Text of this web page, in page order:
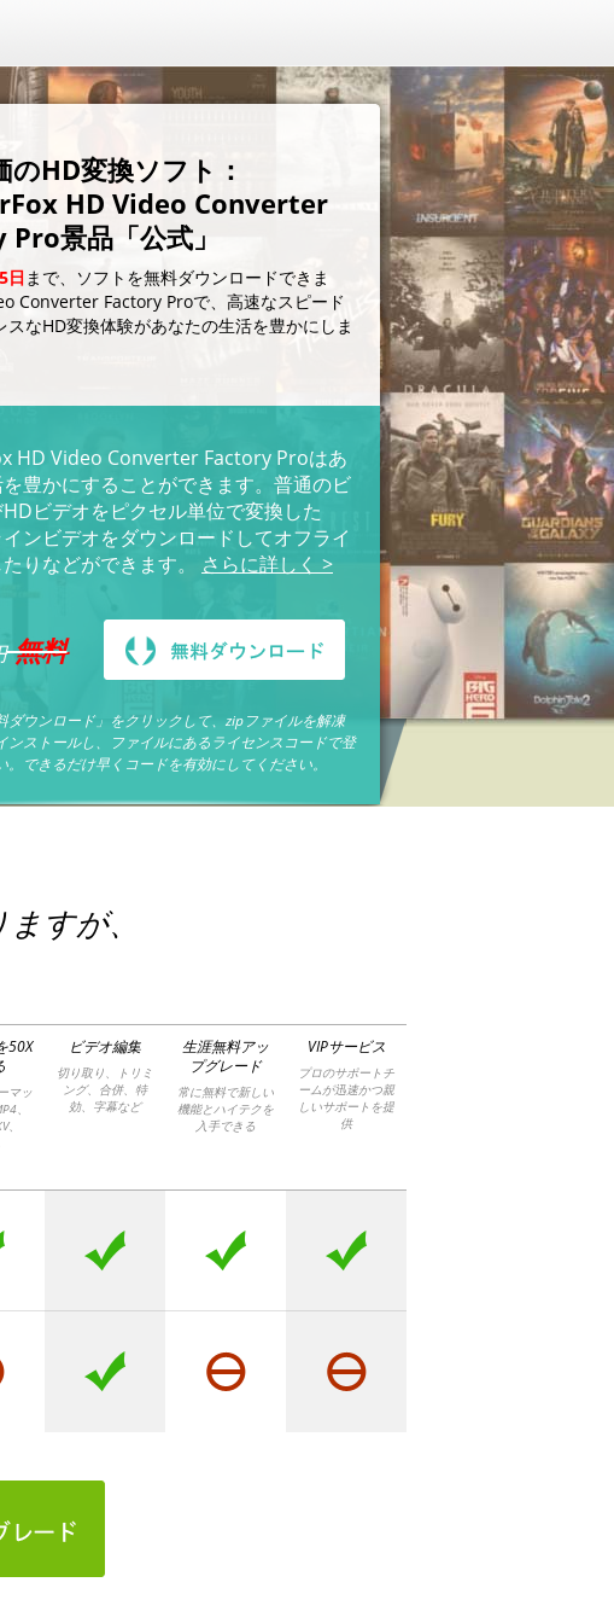
のHD変換ソフト：
HD Video Converter
景品「公式」
日まで、ソフトを無料ダウンロードできま
Converter Factory Proで、高速なスピード
スなHD変換体験があなたの生活を豊かにしま
HD Video Converter Factory Proはあ
豊かにすることができます。普通のビ
ビデオをピクセル単位で変換した
ンビデオをダウンロードしてオフライ
りなどができます。 さらに詳しく >
無料
ダウンロード」をクリックして、zipファイルを解凍
ンストールし、ファイルにあるライセンスコードで登
。できるだけ早くコードを有効にしてください。
すが、
50X
マッ
、
ビデオ編集
切り取り、トリミ
ング、合併、特
効、字幕など
生涯無料アッ
プグレード
常に無料で新しい
機能とハイテクを
入手できる
VIPサービス
プロのサポートチ
ームが迅速かつ親
しいサポートを提
供